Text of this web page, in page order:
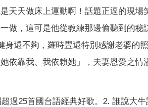
天天做床上運動啊！話題正逗的現場
做，這可是他從教練那邊偷聽到的秘
身還不夠，羅時豐還特別感謝老婆的
依靠我、我依賴她」，夫妻恩愛之情
過25首國台語經典好歌。2. 誰說大牛